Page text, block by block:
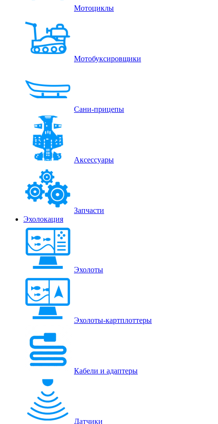
Мотоциклы
Мотобуксировщики
Сани-прицепы
Аксессуары
Запчасти
Эхолокация
Эхолоты
Эхолоты-картплоттеры
Кабели и адаптеры
Датчики